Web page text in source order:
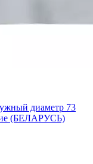
диаметр 73
(БЕЛАРУСЬ)